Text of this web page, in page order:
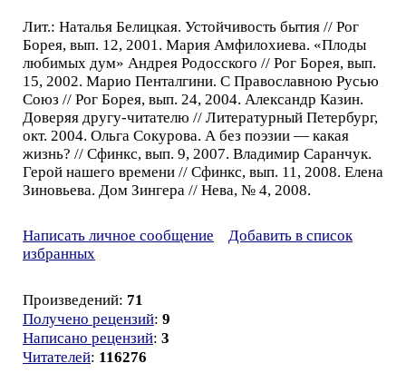
Лит.: Наталья Белицкая. Устойчивость бытия // Рог
Борея, вып. 12, 2001. Мария Амфилохиева. «Плоды
любимых дум» Андрея Родосского // Рог Борея, вып.
15, 2002. Марио Пенталгини. С Православною Русью
Союз // Рог Борея, вып. 24, 2004. Александр Казин.
Доверяя другу-читателю // Литературный Петербург,
окт. 2004. Ольга Сокурова. А без поэзии — какая
жизнь? // Сфинкс, вып. 9, 2007. Владимир Саранчук.
Герой нашего времени // Сфинкс, вып. 11, 2008. Елена
Зиновьева. Дом Зингера // Нева, № 4, 2008.
Написать личное сообщение
Добавить в список
избранных
Произведений: 71
Получено рецензий: 9
Написано рецензий: 3
Читателей: 116276